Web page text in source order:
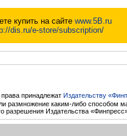
купить на сайте www.5B.ru
dis.ru/e-store/subscription/
принадлежат Издательству
размножение каким-либо способом
разрешения Издательства